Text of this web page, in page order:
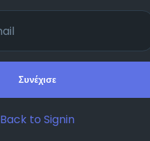
Συνέχισε
Back to Signin